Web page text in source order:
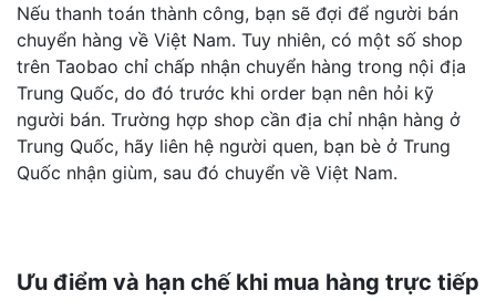
Nếu thanh toán thành công, bạn sẽ đợi để người bán
chuyển hàng về Việt Nam. Tuy nhiên, có một số shop
trên Taobao chỉ chấp nhận chuyển hàng trong nội địa
Trung Quốc, do đó trước khi order bạn nên hỏi kỹ
người bán. Trường hợp shop cần địa chỉ nhận hàng ở
Trung Quốc, hãy liên hệ người quen, bạn bè ở Trung
Quốc nhận giùm, sau đó chuyển về Việt Nam.
Ưu điểm và hạn chế khi mua hàng trực tiếp